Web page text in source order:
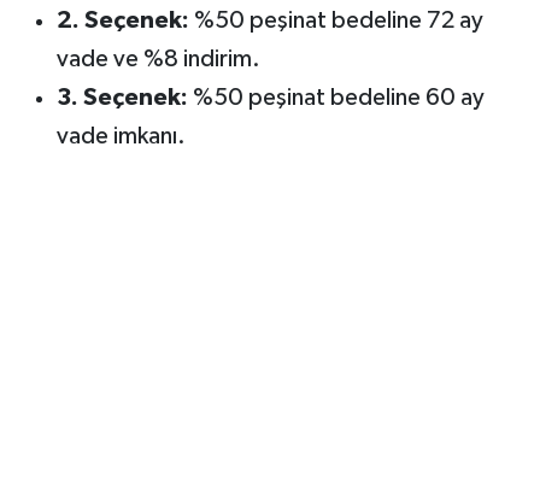
2. Seçenek: %50 peşinat bedeline 72 ay
vade ve %8 indirim.
3. Seçenek: %50 peşinat bedeline 60 ay
vade imkanı.